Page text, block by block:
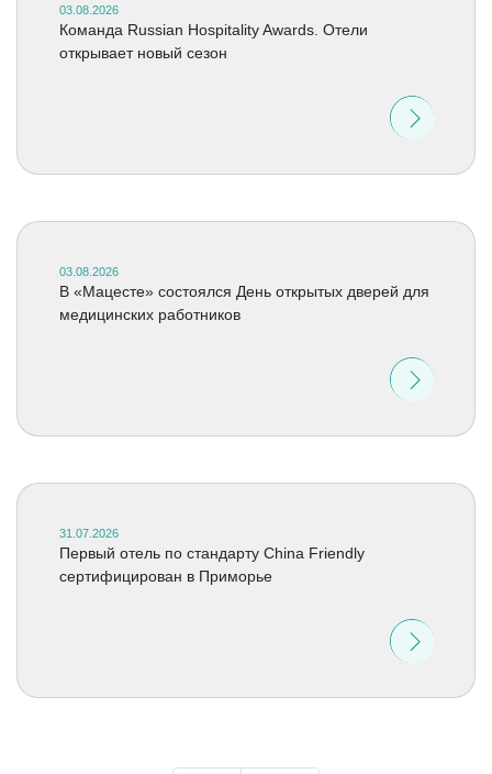
03.08.2026
Команда Russian Hospitality Awards. Отели
открывает новый сезон
03.08.2026
В «Мацесте» состоялся День открытых дверей для
медицинских работников
31.07.2026
Первый отель по стандарту China Friendly
сертифицирован в Приморье